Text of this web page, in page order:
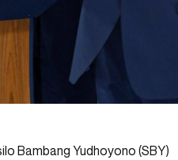
Bambang Yudhoyono (SBY)